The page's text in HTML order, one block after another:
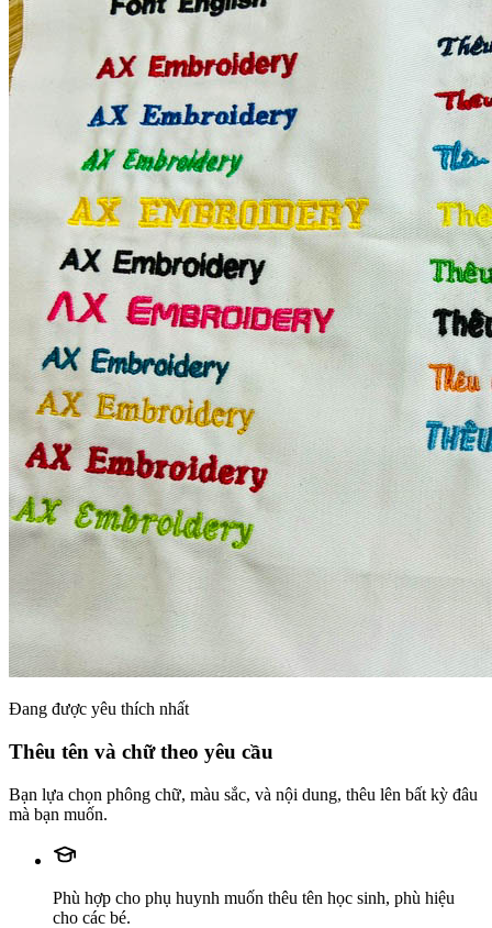
Đang được yêu thích nhất
Thêu tên và chữ theo yêu cầu
Bạn lựa chọn phông chữ, màu sắc, và nội dung, thêu lên bất kỳ đâu
mà bạn muốn.
Phù hợp cho phụ huynh muốn thêu tên học sinh, phù hiệu
cho các bé.